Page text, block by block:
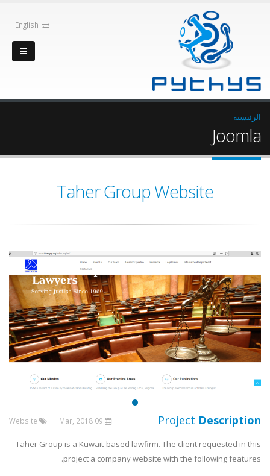
English
الرئيسية
Joomla
Taher Group Website
Project Description
Taher Group is a Kuwait-based lawfirm. The client requested in this
project a company website with the following features.